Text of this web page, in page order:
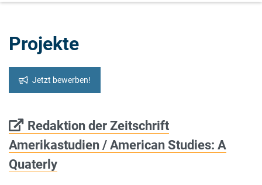
Projekte
Jetzt bewerben!
Redaktion der Zeitschrift
Amerikastudien / American Studies: A
Quaterly